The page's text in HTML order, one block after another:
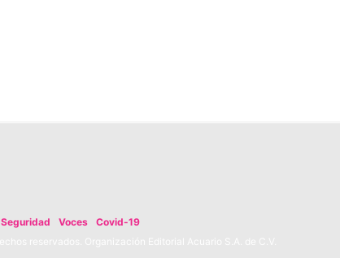
Seguridad Voces
Covid-19